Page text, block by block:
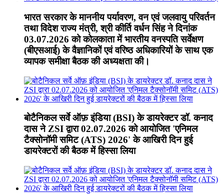
भारत सरकार के माननीय पर्यावरण, वन एवं जलवायु परिवर्तन
तथा विदेश राज्य मंत्री, श्री कीर्ति वर्धन सिंह ने दिनांक
03.07.2026 को कोलकाता में भारतीय वनस्पति सर्वेक्षण
(बीएसआई) के वैज्ञानिकों एवं वरिष्ठ अधिकारियों के साथ एक
व्यापक समीक्षा बैठक की अध्यक्षता की।
बोटैनिकल सर्वे ऑफ़ इंडिया (BSI) के डायरेक्टर डॉ. कनाद
दास ने ZSI द्वारा 02.07.2026 को आयोजित 'एनिमल
टैक्सोनॉमी समिट (ATS) 2026' के आखिरी दिन हुई
डायरेक्टरों की बैठक में हिस्सा लिया